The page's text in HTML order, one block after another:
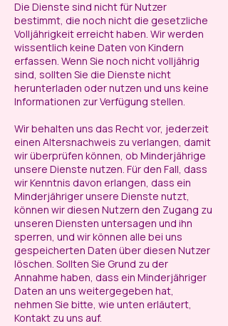
Die Dienste sind nicht für Nutzer
bestimmt, die noch nicht die gesetzliche
Volljährigkeit erreicht haben. Wir werden
wissentlich keine Daten von Kindern
erfassen. Wenn Sie noch nicht volljährig
sind, sollten Sie die Dienste nicht
herunterladen oder nutzen und uns keine
Informationen zur Verfügung stellen.
Wir behalten uns das Recht vor, jederzeit
einen Altersnachweis zu verlangen, damit
wir überprüfen können, ob Minderjährige
unsere Dienste nutzen. Für den Fall, dass
wir Kenntnis davon erlangen, dass ein
Minderjähriger unsere Dienste nutzt,
können wir diesen Nutzern den Zugang zu
unseren Diensten untersagen und ihn
sperren, und wir können alle bei uns
gespeicherten Daten über diesen Nutzer
löschen. Sollten Sie Grund zu der
Annahme haben, dass ein Minderjähriger
Daten an uns weitergegeben hat,
nehmen Sie bitte, wie unten erläutert,
Kontakt zu uns auf.